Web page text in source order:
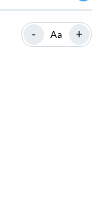
- Aa +